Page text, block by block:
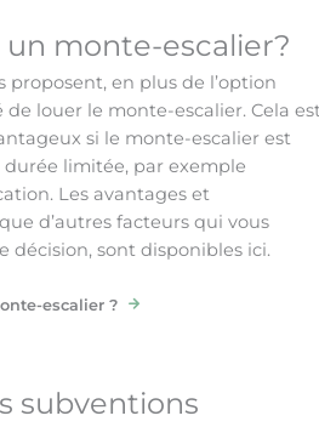
un monte-escalier?
proposent, en plus de l’option
de louer le monte-escalier. Cela
si le monte-escalier est
limitée, par exemple
Les avantages et
d’autres facteurs qui vous
décision, sont disponibles ici.
escalier ?
subventions